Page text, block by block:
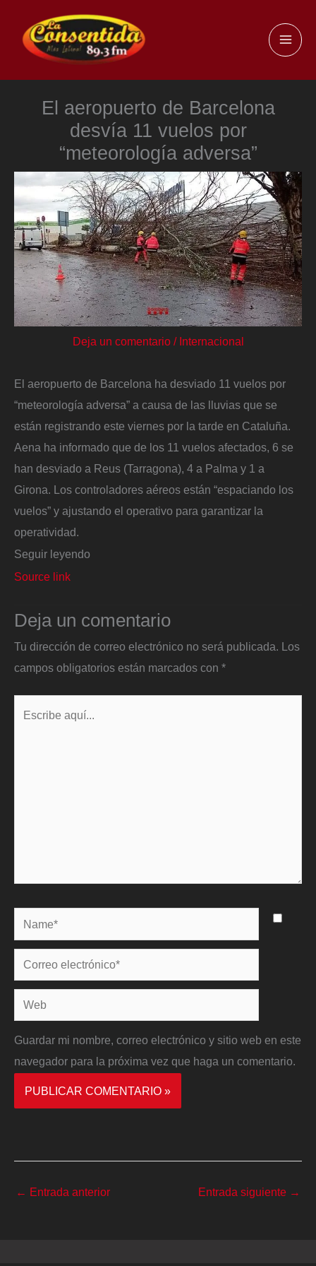
contenido
El aeropuerto de Barcelona
desvía 11 vuelos por
“meteorología adversa”
Deja un comentario / Internacional
El aeropuerto de Barcelona ha desviado 11 vuelos por
“meteorología adversa” a causa de las lluvias que se
están registrando este viernes por la tarde en Cataluña.
Aena ha informado que de los 11 vuelos afectados, 6 se
han desviado a Reus (Tarragona), 4 a Palma y 1 a
Girona. Los controladores aéreos están “espaciando los
vuelos” y ajustando el operativo para garantizar la
operatividad.
Seguir leyendo
Source link
Deja un comentario
Tu dirección de correo electrónico no será publicada. Los
campos obligatorios están marcados con *
Name*
Correo
electrónico*
Web
Guardar mi nombre, correo electrónico y sitio web en este
navegador para la próxima vez que haga un comentario.
← Entrada anterior Entrada siguiente →